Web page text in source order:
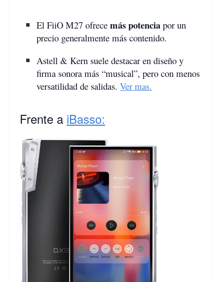
El FiiO M27 ofrecemás potencia por un
precio generalmente más contenido.
Astell & Kern suele destacar en diseño y
firma sonora más “musical”, pero con menos
versatilidad de salidas.Ver mas.
Frente a iBasso: